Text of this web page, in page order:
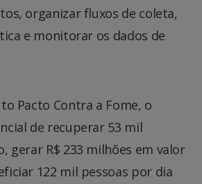
organizar fluxos de coleta,
e monitorar os dados de
Pacto Contra a Fome, o
de recuperar 53 mil
gerar R$ 233 milhões em valor
122 mil pessoas por dia